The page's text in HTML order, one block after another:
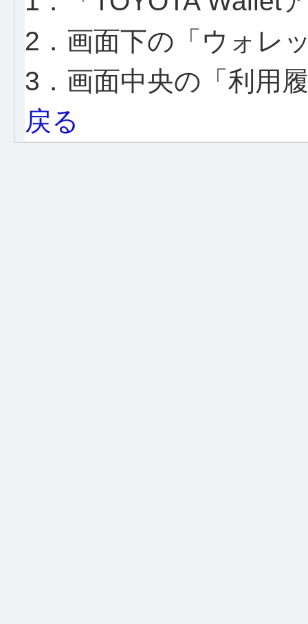
2．画面下の「ウォレ
3．画面中央の「利用
戻る